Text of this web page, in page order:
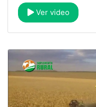
Ver video